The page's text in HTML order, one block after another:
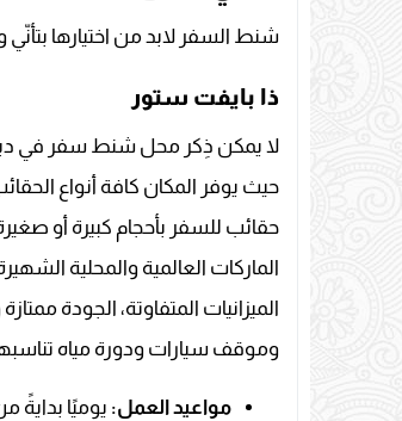
شنط السفر لابد من اختيارها بتأنّي ومن جهة
ذا بايفت ستور
لا يمكن ذِكر محل شنط سفر في
حيث يوفر المكان كافة أنواع
حقائب للسفر بأحجام كبيرة أو
الماركات العالمية والمحلية
الميزانيات المتفاوتة، الجودة
وموقف سيارات ودورة مياه
مواعيد العمل: يوميًا بدايةً من الساعة 9 صباحًا حتى الساعة 6